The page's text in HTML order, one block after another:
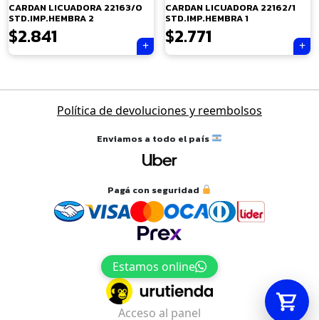
CARDAN LICUADORA 22163/0
STD.IMP.HEMBRA 2
$2.841
CARDAN LICUADORA 22162/1
STD.IMP.HEMBRA 1
$2.771
NavegaciónPolítica de devoluciones y reembolsos
Enviamos a todo el país
Pagá con seguridad
Estamos online
Acceso al panel
Tu carrito está vacío.
Agregá un producto y aparecerá acá
automáticamente.